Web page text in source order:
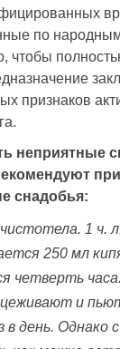
по
чтобы
признаков
неприятные
снадобья:
1 ч.
250 мл
четверть
и
в день.